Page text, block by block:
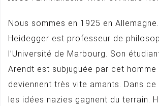
Nous sommes en 1925 en
Heidegger est professeur de
l’Université de Marbourg. Son
Arendt est subjuguée par cet homme
deviennent très vite amants. Dans ce
les idées nazies gagnent du terrain.